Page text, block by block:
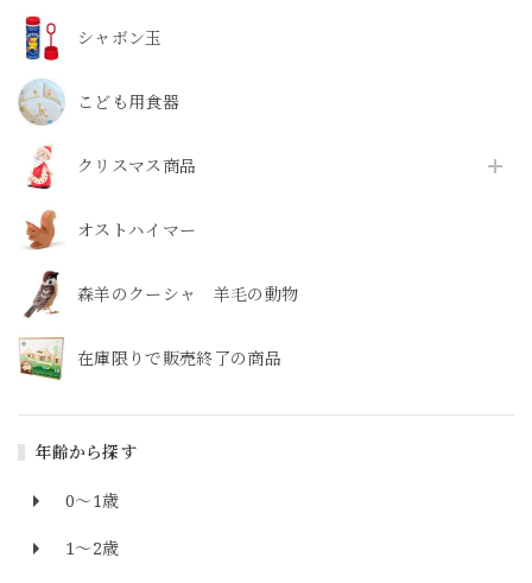
シャボン玉
こども用食器
クリスマス商品
オストハイマー
森羊のクーシャ 羊毛の動物
在庫限りで販売終了の商品
年齢から探す
0～1歳
1～2歳